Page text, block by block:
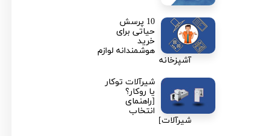
10 پرسش
حیاتی برای
خرید
هوشمندانه لوازم
آشپزخانه
شیرآلات توکار
یا روکار؟
[راهنمای
انتخاب
شیرآلات]